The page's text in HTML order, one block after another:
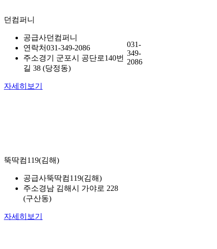
던컴퍼니
공급사던컴퍼니
연락처031-349-2086
주소경기 군포시 공단로140번
길 38 (당정동)
자세히보기
031-
349-
2086
뚝딱컴119(김해)
공급사뚝딱컴119(김해)
주소경남 김해시 가야로 228
(구산동)
자세히보기